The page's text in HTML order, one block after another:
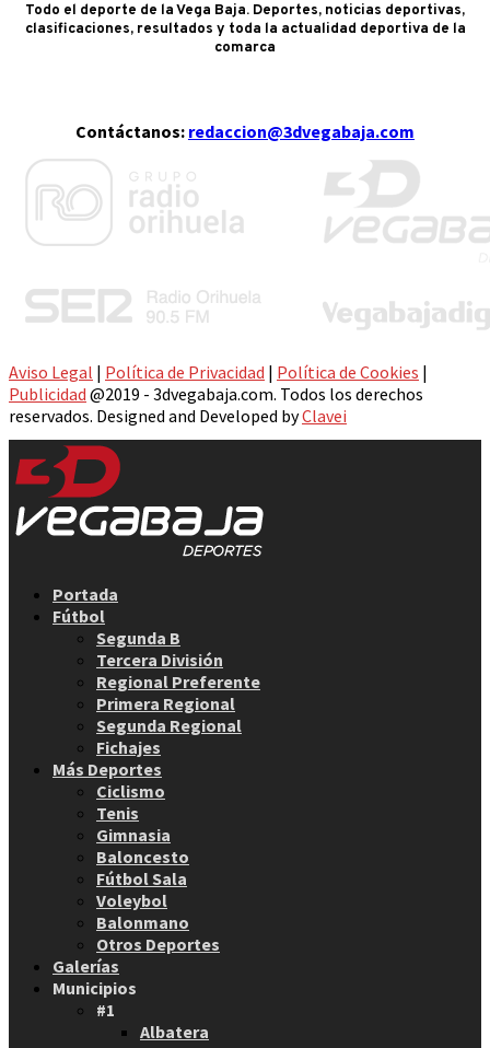
Todo el deporte de la Vega Baja. Deportes, noticias deportivas,
clasificaciones, resultados y toda la actualidad deportiva de la
comarca
Contáctanos: redaccion@3dvegabaja.com
Aviso Legal | Política de Privacidad | Política de Cookies |
Publicidad @2019 - 3dvegabaja.com. Todos los derechos
reservados. Designed and Developed byClavei
Portada
Fútbol
Segunda B
Tercera División
Regional Preferente
Primera Regional
Segunda Regional
Fichajes
Más Deportes
Ciclismo
Tenis
Gimnasia
Baloncesto
Fútbol Sala
Voleybol
Balonmano
Otros Deportes
Galerías
Municipios
#1
Albatera